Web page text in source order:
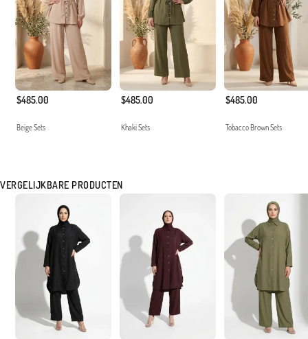
$485.00
Beige Sets
$485.00
Khaki Sets
$485.00
Tobacco Brown Sets
VERGELIJKBARE PRODUCTEN